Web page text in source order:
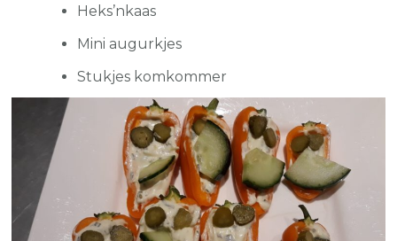
Heks’nkaas
Mini augurkjes
Stukjes komkommer